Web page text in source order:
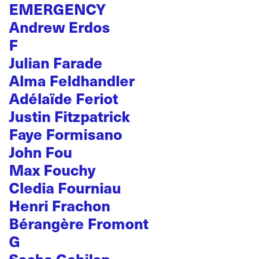
EMERGENCY
Andrew Erdos
F
Julian Farade
Alma Feldhandler
Adélaïde Feriot
Justin Fitzpatrick
Faye Formisano
John Fou
Max Fouchy
Cledia Fourniau
Henri Frachon
Bérangère Fromont
G